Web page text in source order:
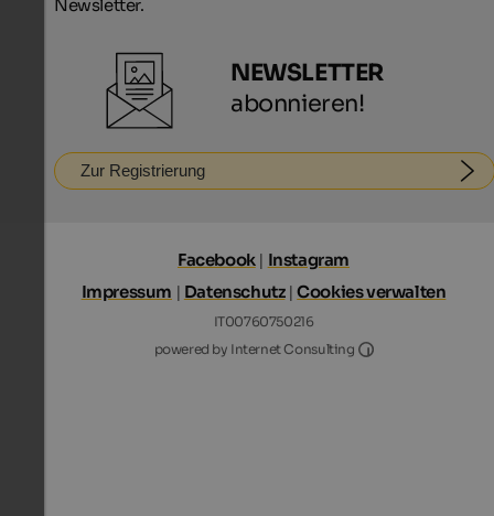
Newsletter.
NEWSLETTER
abonnieren!
Zur Registrierung
Facebook| Instagram
Impressum | Datenschutz|Cookies verwalten
IT00760750216
powered by Internet Consulting
Internet